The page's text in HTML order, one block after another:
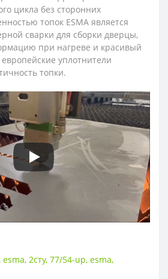
цикла без сторонних
топок ESMA является
сварки для сборки дверцы,
при нагреве и красивый
уплотнители
топки.
esma, 2сту, 77/54-up, esma,